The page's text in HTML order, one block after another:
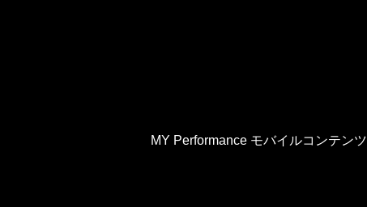
MY Performance モバイルコンテンツ